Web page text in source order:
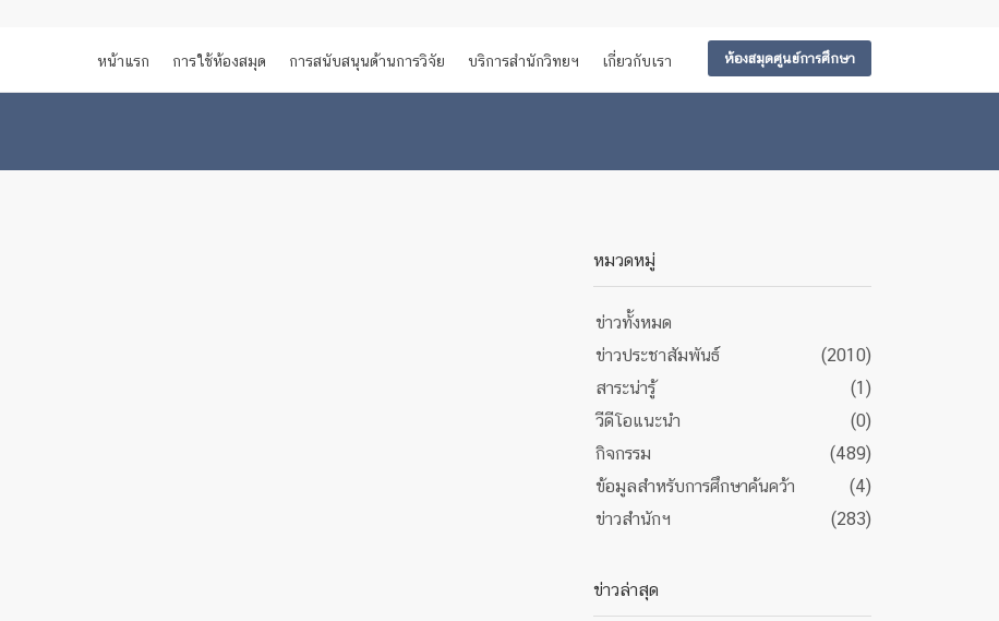
ห้องสมุดศูนย์การศึกษา
หน้าแรก การใช้ห้องสมุด การสนับสนุนด้านการวิจัย บริการสำนักวิทยฯ เกี่ยวกับเรา
หมวดหมู่
ข่าวทั้งหมด
ข่าวประชาสัมพันธ์
(2010)
สาระน่ารู้
(1)
วีดีโอแนะนำ
(0)
กิจกรรม
(489)
ข้อมูลสำหรับการศึกษาค้นคว้า
(4)
ข่าวสำนักฯ
(283)
ข่าวล่าสุด